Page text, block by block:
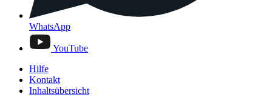
WhatsApp
YouTube
Hilfe
Kontakt
Inhaltsübersicht